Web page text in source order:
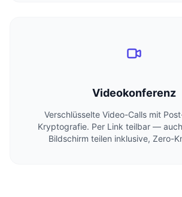
Videokonferenz
Verschlüsselte Video-Calls mit
Kryptografie. Per Link teilbar —
Bildschirm teilen inklusive, Zero-